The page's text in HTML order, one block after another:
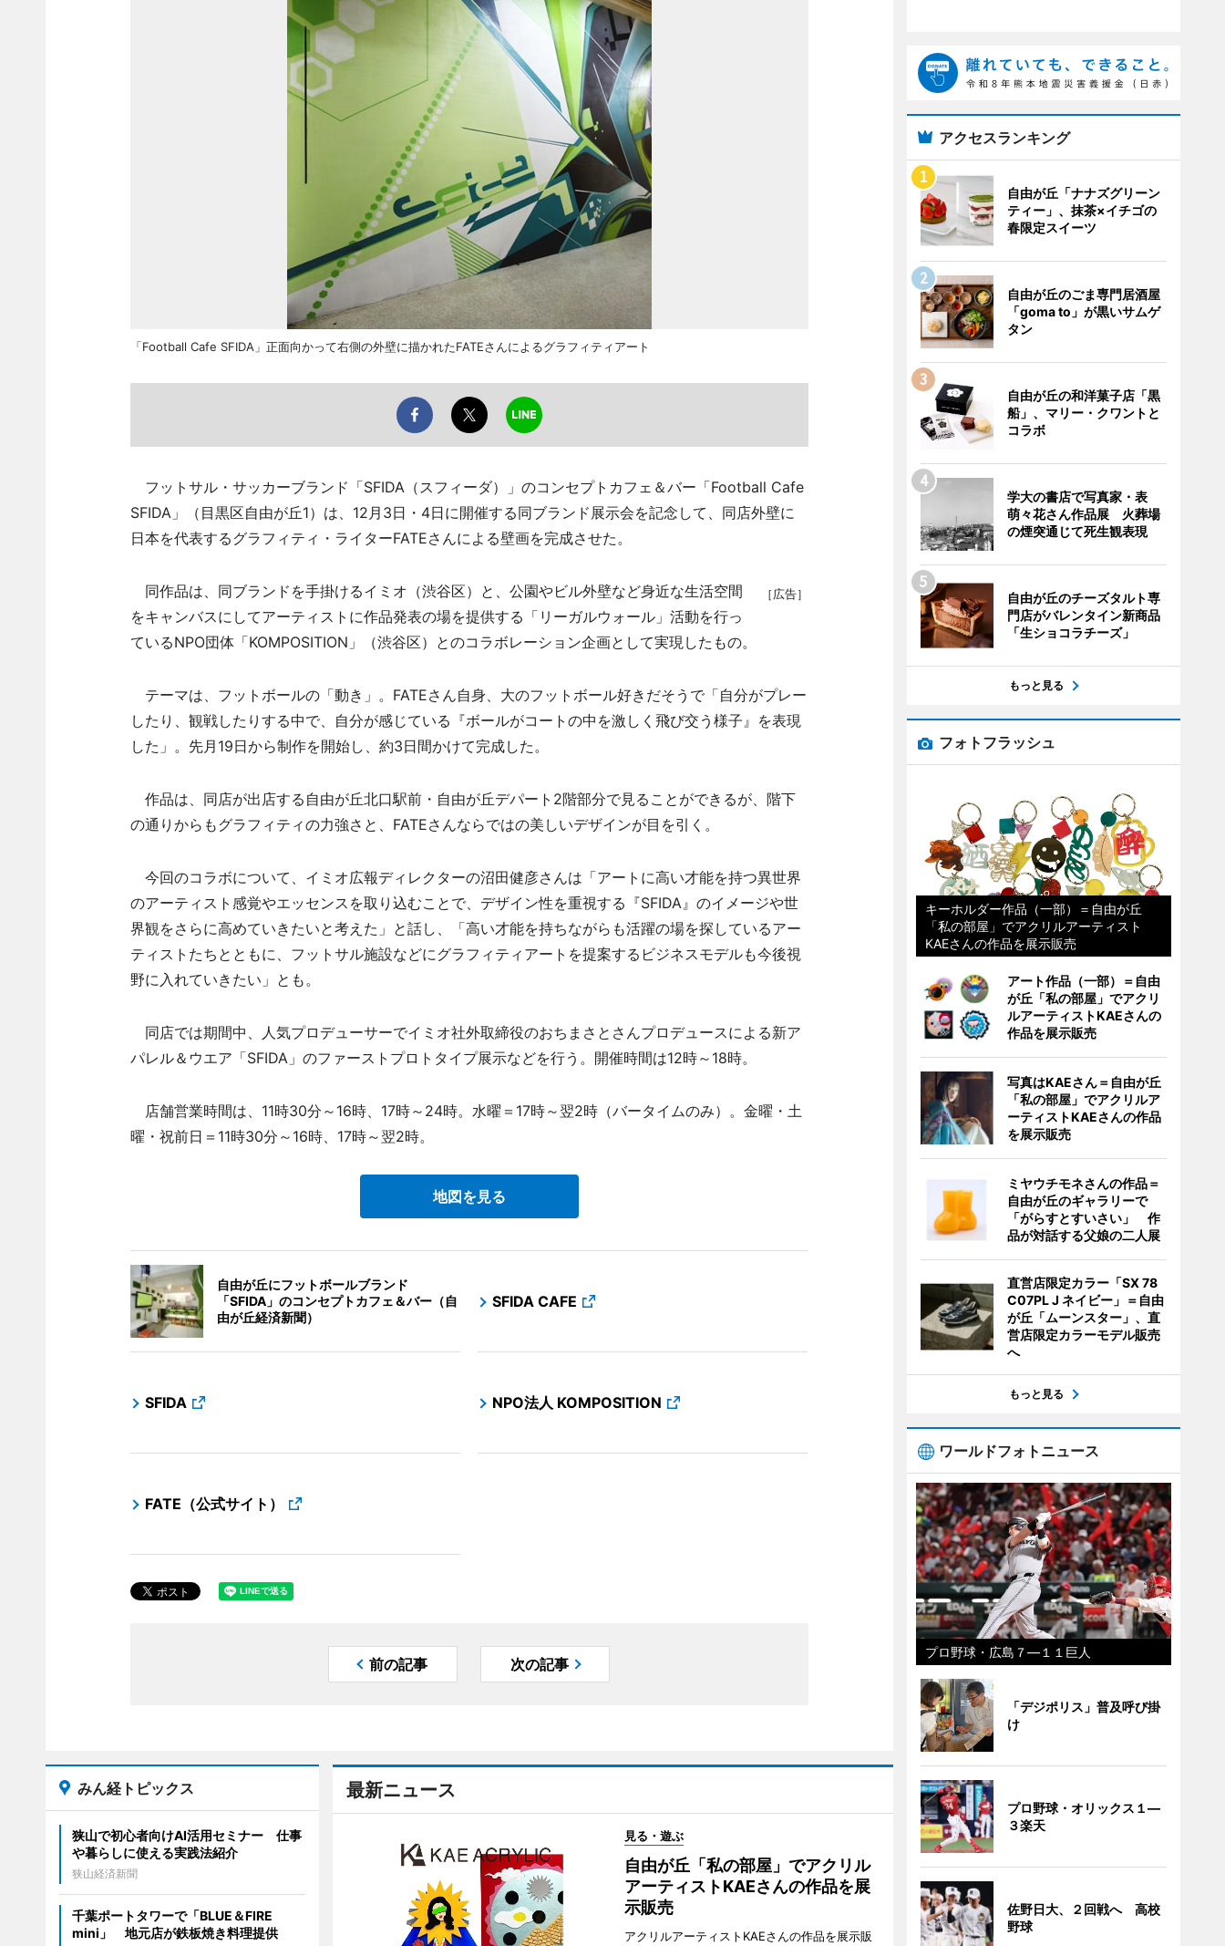
「Football Cafe SFIDA」正面向かって右側の外壁に描かれたFATEさんによるグラフィティアート
フットサル・サッカーブランド「SFIDA（スフィーダ）」のコンセプトカフェ＆バー「Football Cafe
SFIDA」（目黒区自由が丘1）は、12月3日・4日に開催する同ブランド展示会を記念して、同店外壁に
日本を代表するグラフィティ・ライターFATEさんによる壁画を完成させた。
［広告］
同作品は、同ブランドを手掛けるイミオ（渋谷区）と、公園やビル外壁など身近な生活空間
をキャンバスにしてアーティストに作品発表の場を提供する「リーガルウォール」活動を行っ
ているNPO団体「KOMPOSITION」（渋谷区）とのコラボレーション企画として実現したもの。
テーマは、フットボールの「動き」。FATEさん自身、大のフットボール好きだそうで「自分がプレー
したり、観戦したりする中で、自分が感じている『ボールがコートの中を激しく飛び交う様子』を表現
した」。先月19日から制作を開始し、約3日間かけて完成した。
作品は、同店が出店する自由が丘北口駅前・自由が丘デパート2階部分で見ることができるが、階下
の通りからもグラフィティの力強さと、FATEさんならではの美しいデザインが目を引く。
今回のコラボについて、イミオ広報ディレクターの沼田健彦さんは「アートに高い才能を持つ異世界
のアーティスト感覚やエッセンスを取り込むことで、デザイン性を重視する『SFIDA』のイメージや世
界観をさらに高めていきたいと考えた」と話し、「高い才能を持ちながらも活躍の場を探しているアー
ティストたちとともに、フットサル施設などにグラフィティアートを提案するビジネスモデルも今後視
野に入れていきたい」とも。
同店では期間中、人気プロデューサーでイミオ社外取締役のおちまさとさんプロデュースによる新ア
パレル＆ウエア「SFIDA」のファーストプロトタイプ展示などを行う。開催時間は12時～18時。
店舗営業時間は、11時30分～16時、17時～24時。水曜＝17時～翌2時（バータイムのみ）。金曜・土
曜・祝前日＝11時30分～16時、17時～翌2時。
地図を見る
自由が丘にフットボールブランド
「SFIDA」のコンセプトカフェ＆バー（自
由が丘経済新聞）
SFIDA CAFE
SFIDA NPO法人 KOMPOSITION
FATE（公式サイト）
前の記事 次の記事
最新ニュース
見る・遊ぶ
自由が丘「私の部屋」でアクリル
アーティストKAEさんの作品を展
示販売
アクリルアーティストKAEさんの作品を展示販
みん経トピックス
狭山で初心者向けAI活用セミナー 仕事
や暮らしに使える実践法紹介
狭山経済新聞
千葉ポートタワーで「BLUE＆FIRE
mini」 地元店が鉄板焼き料理提供
アクセスランキング
自由が丘「ナナズグリーン
ティー」、抹茶×イチゴの
春限定スイーツ
自由が丘のごま専門居酒屋
「goma to」が黒いサムゲ
タン
自由が丘の和洋菓子店「黒
船」、マリー・クワントと
コラボ
学大の書店で写真家・表
萌々花さん作品展 火葬場
の煙突通じて死生観表現
自由が丘のチーズタルト専
門店がバレンタイン新商品
「生ショコラチーズ」
もっと見る
フォトフラッシュ
キーホルダー作品（一部）＝自由が丘
「私の部屋」でアクリルアーティスト
KAEさんの作品を展示販売
アート作品（一部）＝自由
が丘「私の部屋」でアクリ
ルアーティストKAEさんの
作品を展示販売
写真はKAEさん＝自由が丘
「私の部屋」でアクリルア
ーティストKAEさんの作品
を展示販売
ミヤウチモネさんの作品＝
自由が丘のギャラリーで
「がらすとすいさい」 作
品が対話する父娘の二人展
直営店限定カラー「SX 78
C07PL J ネイビー」＝自由
が丘「ムーンスター」、直
営店限定カラーモデル販売
へ
もっと見る
ワールドフォトニュース
プロ野球・広島７―１１巨人
「デジポリス」普及呼び掛
け
プロ野球・オリックス１―
３楽天
佐野日大、２回戦へ 高校
野球